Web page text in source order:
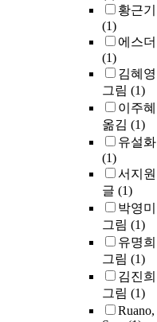
황근기
(1)
에스더
(1)
김혜영
그림 (1)
이주혜
옮김 (1)
유설화
(1)
서지원
글 (1)
박영미
그림 (1)
유명희
그림 (1)
김진희
그림 (1)
Ruano,